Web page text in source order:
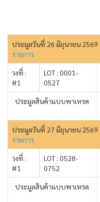
ประมูลวันที่ 26 มิถุนายน 2569
รายการ
วงที่ :
#1
LOT : 0001-
0527
ประมูลสินค้าแบบพาเหรด
ประมูลวันที่ 27 มิถุนายน 2569
รายการ
วงที่ :
#1
LOT : 0528-
0752
ประมูลสินค้าแบบพาเหรด